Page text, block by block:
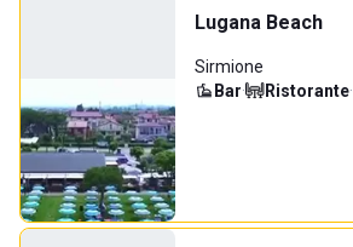
Lugana Beach
Sirmione
Bar· Ristorante·